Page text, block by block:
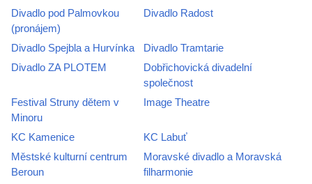
Divadlo pod Palmovkou
(pronájem)
Divadlo Radost
Divadlo Spejbla a Hurvínka
Divadlo Tramtarie
Divadlo ZA PLOTEM
Dobřichovická divadelní
společnost
Festival Struny dětem v
Minoru
Image Theatre
KC Kamenice
KC Labuť
Městské kulturní centrum
Beroun
Moravské divadlo a Moravská
filharmonie